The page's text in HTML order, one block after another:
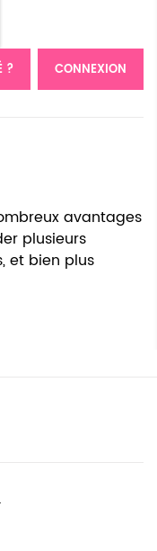
CONNEXION
?
avantages
plusieurs
et bien plus